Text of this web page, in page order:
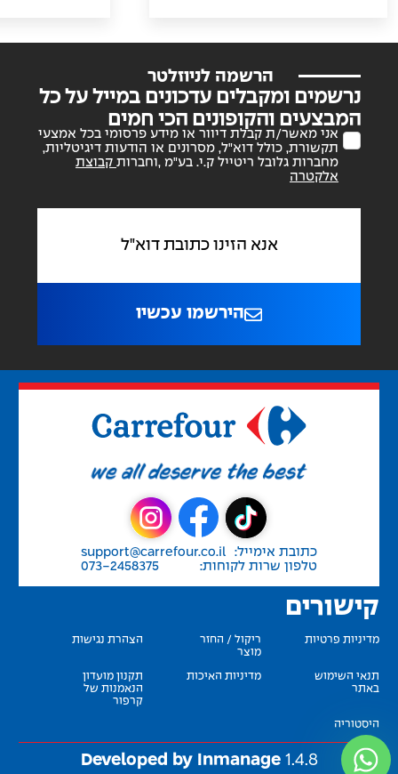
של התוכי.
לאירועים
הרשמה לניוזלטר
נרשמים ומקבלים עדכונים במייל על כל
המבצעים והקופונים הכי חמים
אני מאשר/ת קבלת דיוור או מידע פרסומי בכל אמצעי
תקשורת, כולל דוא"ל, מסרונים או הודעות דיגיטליות,
מחברות גלובל ריטייל ק.י. בע"מ ,וחברות קבוצת
אלקטרה
הירשמו עכשיו
כתובת אימייל:
support@carrefour.co.il
טלפון שרות לקוחות:
073-2458375
קישורים
מדיניות פרטיות
ריקול / החזר
מוצר
הצהרת נגישות
תנאי השימוש
באתר
מדיניות האיכות
תקנון מועדון
הנאמנות של
קרפור
היסטוריה
Developed by Inmanage 1.4.8